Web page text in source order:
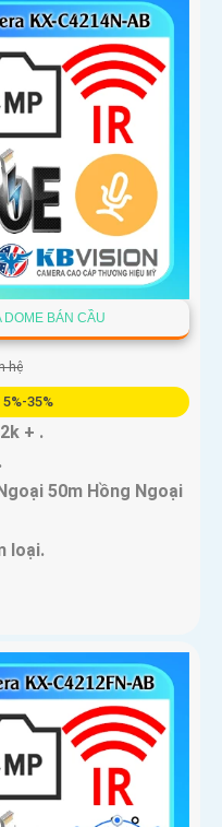
BÁN CẦU
hệ
35%
+ .
50m Hồng Ngoại
loại.